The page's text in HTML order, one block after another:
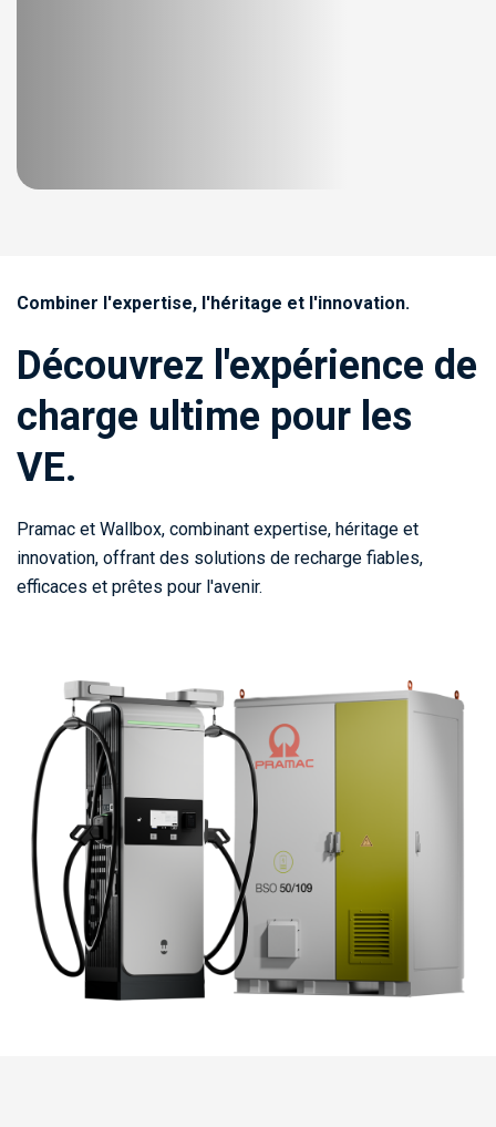
Combiner l'expertise, l'héritage et l'innovation.
Découvrez l'expérience de
charge ultime pour les
VE.
Pramac et Wallbox, combinant expertise, héritage et
innovation, offrant des solutions de recharge fiables,
efficaces et prêtes pour l'avenir.